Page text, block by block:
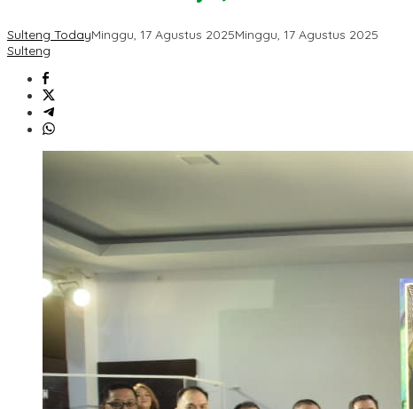
Sulteng TodayMinggu, 17 Agustus 2025Minggu, 17 Agustus 2025
Sulteng